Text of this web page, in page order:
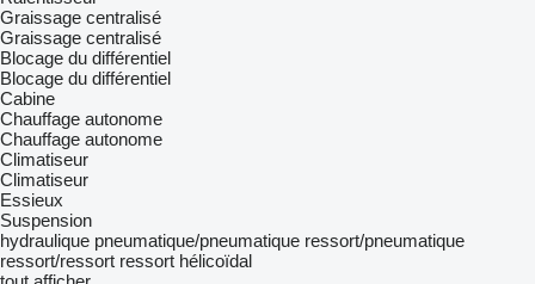
Graissage centralisé
Graissage centralisé
Blocage du différentiel
Blocage du différentiel
Cabine
Chauffage autonome
Chauffage autonome
Climatiseur
Climatiseur
Essieux
Suspension
hydraulique pneumatique/pneumatique ressort/pneumatique
ressort/ressort ressort hélicoïdal